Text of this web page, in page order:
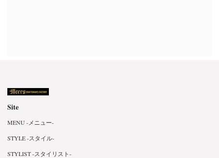
Site
MENU -メニュー-
STYLE -スタイル-
STYLIST -スタイリスト-